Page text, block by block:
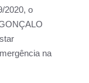
2020, o
na